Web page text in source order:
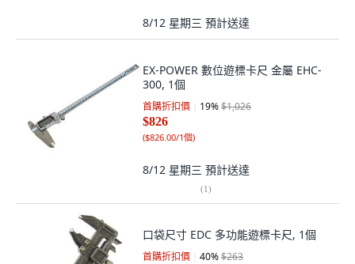
8/12 星期三 預計送達
EX-POWER 數位遊標卡尺 金屬 EHC-
300, 1個
首購折扣價 19%$1,026
$826
($826.00/1個)
8/12 星期三 預計送達
(1)
口袋尺寸 EDC 多功能遊標卡尺, 1個
首購折扣價 40%$263